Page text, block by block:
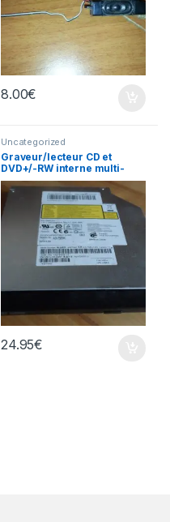
8.00€
Uncategorized
Graveur/lecteur CD et
DVD+/-RW interne multi-
recorder portable AD-7585H
24.95€